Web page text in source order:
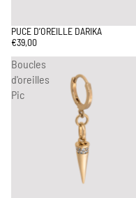
PUCE D’OREILLE DARIKA
€39,00
Boucles
d'oreilles
Pic